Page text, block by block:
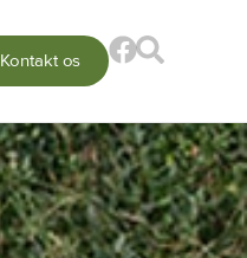
Kontakt os